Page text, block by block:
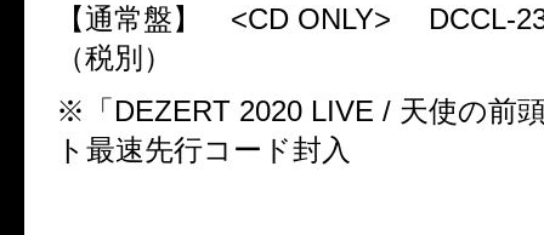
【通常盤】 <CD ONLY>
DCCL-
（税別）
※「 DEZERT 2020 LIVE / 天使の前
ト最速先行コード封入